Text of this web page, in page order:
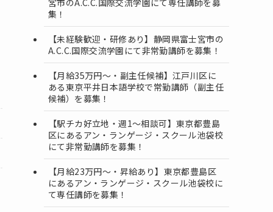
集！
【未経験歓迎・研修あり】静岡県富士宮市の
A.C.C.国際交流学園にて非常勤講師を募集！
【月給35万円〜・副主任候補】江戸川区に
ある東京平井日本語学校で常勤講師（副主任
候補）を募集！
【駅チカ好立地・週1〜相談可】東京都豊島
区にあるアン・ランゲージ・スクール池袋校
にて非常勤講師を募集！
【月給23万円～・昇給あり】東京都豊島区
にあるアン・ランゲージ・スクール池袋校に
て専任講師を募集！